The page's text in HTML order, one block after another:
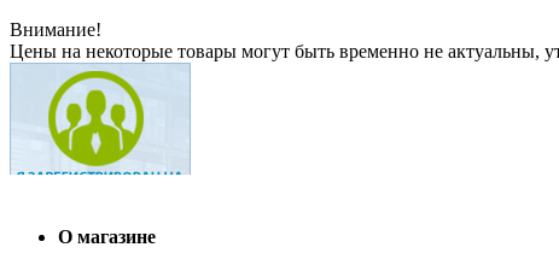
Внимание!
Цены на некоторые товары могут быть временно не актуальны,
О магазине